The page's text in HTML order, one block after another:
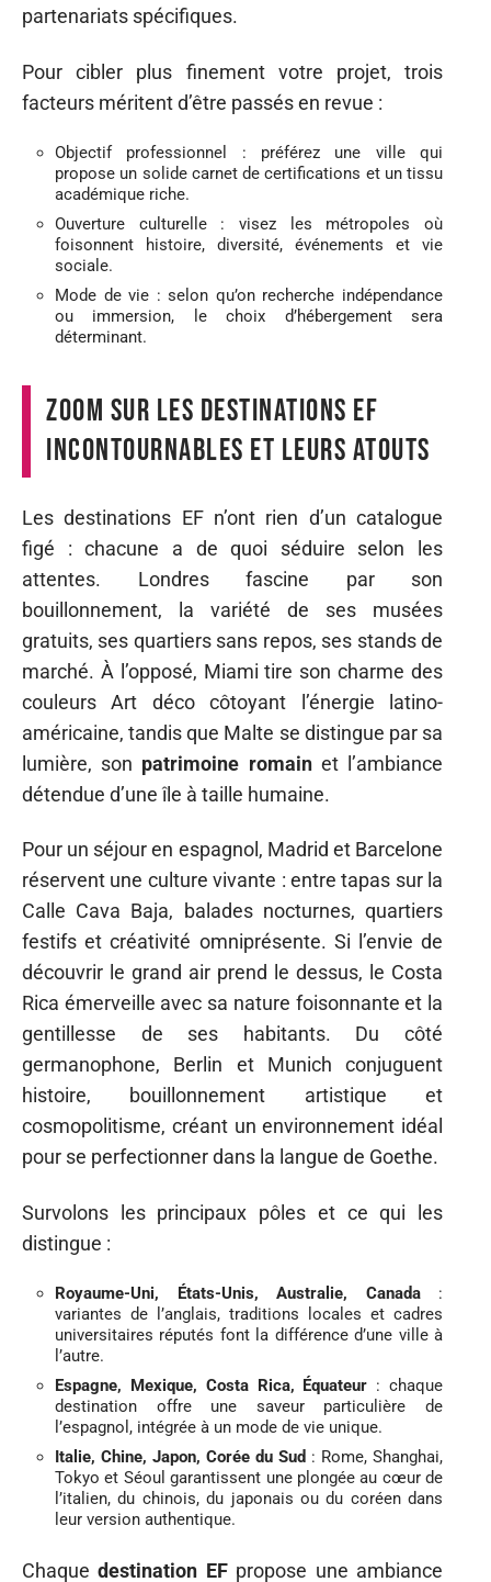
partenariats spécifiques.
Pour cibler plus finement votre projet, trois
facteurs méritent d’être passés en revue :
Objectif professionnel : préférez une ville qui
propose un solide carnet de certifications et un tissu
académique riche.
Ouverture culturelle : visez les métropoles où
foisonnent histoire, diversité, événements et vie
sociale.
Mode de vie : selon qu’on recherche indépendance
ou immersion, le choix d’hébergement sera
déterminant.
Zoom sur les destinations EF
incontournables et leurs atouts
Les destinations EF n’ont rien d’un catalogue
figé : chacune a de quoi séduire selon les
attentes. Londres fascine par son
bouillonnement, la variété de ses musées
gratuits, ses quartiers sans repos, ses stands de
marché. À l’opposé, Miami tire son charme des
couleurs Art déco côtoyant l’énergie latino-
américaine, tandis que Malte se distingue par sa
lumière, son patrimoine romainet l’ambiance
détendue d’une île à taille humaine.
Pour un séjour en espagnol, Madrid et Barcelone
réservent une culture vivante : entre tapas sur la
Calle Cava Baja, balades nocturnes, quartiers
festifs et créativité omniprésente. Si l’envie de
découvrir le grand air prend le dessus, le Costa
Rica émerveille avec sa nature foisonnante et la
gentillesse de ses habitants. Du côté
germanophone, Berlin et Munich conjuguent
histoire, bouillonnement artistique et
cosmopolitisme, créant un environnement idéal
pour se perfectionner dans la langue de Goethe.
Survolons les principaux pôles et ce qui les
distingue :
Royaume-Uni, États-Unis, Australie, Canada:
variantes de l’anglais, traditions locales et cadres
universitaires réputés font la différence d’une ville à
l’autre.
Espagne, Mexique, Costa Rica, Équateur : chaque
destination offre une saveur particulière de
l’espagnol, intégrée à un mode de vie unique.
Italie, Chine, Japon, Corée du Sud : Rome, Shanghai,
Tokyo et Séoul garantissent une plongée au cœur de
l’italien, du chinois, du japonais ou du coréen dans
leur version authentique.
Chaquedestination EFpropose une ambiance